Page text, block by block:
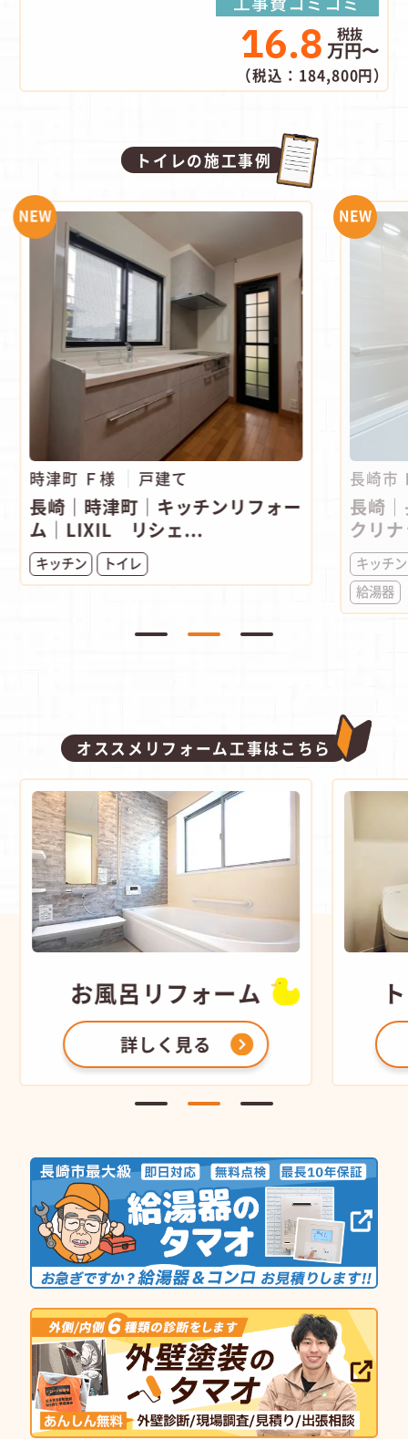
16.8 万円〜
（税込：184,800円）
トイレの施工事例
NEW
時津町 Ｆ様 戸建て
長崎｜時津町│キッチンリフォー
ム│LIXIL リシェ...
キッチン トイレ
NEW
長崎市
長崎
クリ
キッチン
給湯器
オススメリフォーム工事はこちら
お風呂 リフォーム
詳しく見る